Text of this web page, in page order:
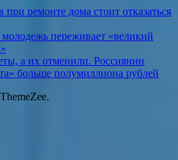
ремонте дома стоит отказаться
переживает «великий
а их отменили. Россиянин
больше полумиллиона рублей